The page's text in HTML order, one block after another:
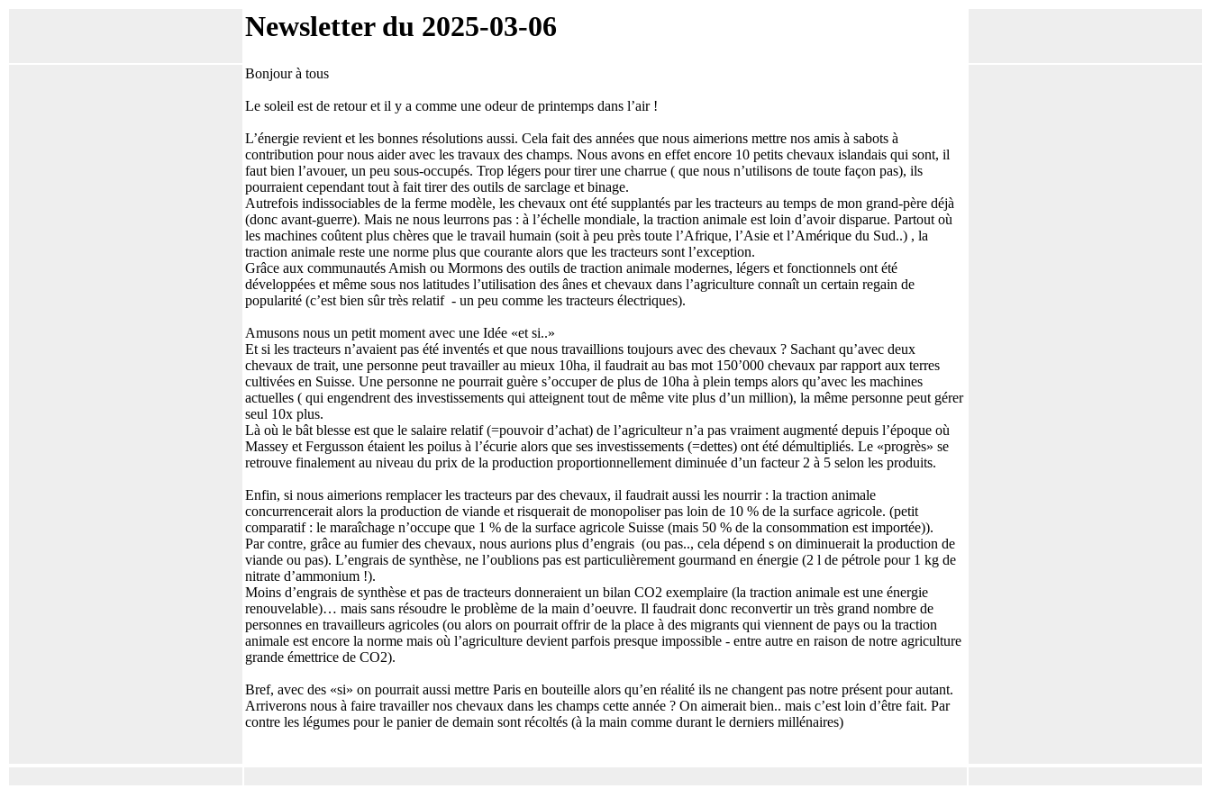
Newsletter du 2025-03-06
Bonjour à tous
Le soleil est de retour et il y a comme une odeur de printemps dans l’air !
L’énergie revient et les bonnes résolutions aussi. Cela fait des années que nous aimerions mettre nos amis à sabots à
contribution pour nous aider avec les travaux des champs. Nous avons en effet encore 10 petits chevaux islandais qui sont, il
faut bien l’avouer, un peu sous-occupés. Trop légers pour tirer une charrue ( que nous n’utilisons de toute façon pas), ils
pourraient cependant tout à fait tirer des outils de sarclage et binage.
Autrefois indissociables de la ferme modèle, les chevaux ont été supplantés par les tracteurs au temps de mon grand-père déjà
(donc avant-guerre). Mais ne nous leurrons pas : à l’échelle mondiale, la traction animale est loin d’avoir disparue. Partout où
les machines coûtent plus chères que le travail humain (soit à peu près toute l’Afrique, l’Asie et l’Amérique du Sud..) , la
traction animale reste une norme plus que courante alors que les tracteurs sont l’exception.
Grâce aux communautés Amish ou Mormons des outils de traction animale modernes, légers et fonctionnels ont été
développées et même sous nos latitudes l’utilisation des ânes et chevaux dans l’agriculture connaît un certain regain de
popularité (c’est bien sûr très relatif - un peu comme les tracteurs électriques).
Amusons nous un petit moment avec une Idée «et si..»
Et si les tracteurs n’avaient pas été inventés et que nous travaillions toujours avec des chevaux ? Sachant qu’avec deux
chevaux de trait, une personne peut travailler au mieux 10ha, il faudrait au bas mot 150’000 chevaux par rapport aux terres
cultivées en Suisse. Une personne ne pourrait guère s’occuper de plus de 10ha à plein temps alors qu’avec les machines
actuelles ( qui engendrent des investissements qui atteignent tout de même vite plus d’un million), la même personne peut gérer
seul 10x plus.
Là où le bât blesse est que le salaire relatif (=pouvoir d’achat) de l’agriculteur n’a pas vraiment augmenté depuis l’époque où
Massey et Fergusson étaient les poilus à l’écurie alors que ses investissements (=dettes) ont été démultipliés. Le «progrès» se
retrouve finalement au niveau du prix de la production proportionnellement diminuée d’un facteur 2 à 5 selon les produits.
Enfin, si nous aimerions remplacer les tracteurs par des chevaux, il faudrait aussi les nourrir : la traction animale
concurrencerait alors la production de viande et risquerait de monopoliser pas loin de 10 % de la surface agricole. (petit
comparatif : le maraîchage n’occupe que 1 % de la surface agricole Suisse (mais 50 % de la consommation est importée)).
Par contre, grâce au fumier des chevaux, nous aurions plus d’engrais (ou pas.., cela dépend s on diminuerait la production de
viande ou pas). L’engrais de synthèse, ne l’oublions pas est particulièrement gourmand en énergie (2 l de pétrole pour 1 kg de
nitrate d’ammonium !).
Moins d’engrais de synthèse et pas de tracteurs donneraient un bilan CO2 exemplaire (la traction animale est une énergie
renouvelable)… mais sans résoudre le problème de la main d’oeuvre. Il faudrait donc reconvertir un très grand nombre de
personnes en travailleurs agricoles (ou alors on pourrait offrir de la place à des migrants qui viennent de pays ou la traction
animale est encore la norme mais où l’agriculture devient parfois presque impossible - entre autre en raison de notre agriculture
grande émettrice de CO2).
Bref, avec des «si» on pourrait aussi mettre Paris en bouteille alors qu’en réalité ils ne changent pas notre présent pour autant.
Arriverons nous à faire travailler nos chevaux dans les champs cette année ? On aimerait bien.. mais c’est loin d’être fait. Par
contre les légumes pour le panier de demain sont récoltés (à la main comme durant le derniers millénaires)